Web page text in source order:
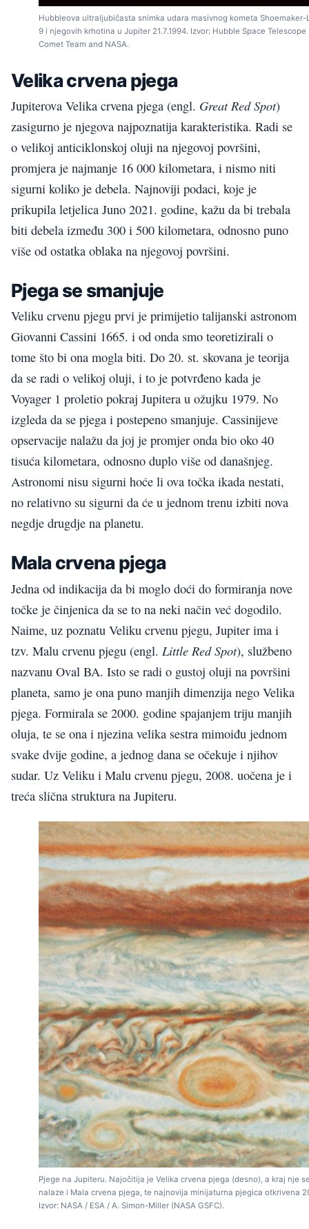
Hubbleova ultraljubičasta snimka udara masivnog kometa Shoemaker-
9 i njegovih krhotina u Jupiter 21.7.1994. Izvor: Hubble Space Telescope
Comet Team and NASA.
Velika crvena pjega
Jupiterova Velika crvena pjega (engl. Great Red Spot)
zasigurno je njegova najpoznatija karakteristika. Radi se
o velikoj anticiklonskoj oluji na njegovoj površini,
promjera je najmanje 16 000 kilometara, i nismo niti
sigurni koliko je debela. Najnoviji podaci, koje je
prikupila letjelica Juno 2021. godine, kažu da bi trebala
biti debela između 300 i 500 kilometara, odnosno puno
više od ostatka oblaka na njegovoj površini.
Pjega se smanjuje
Veliku crvenu pjegu prvi je primijetio talijanski astronom
Giovanni Cassini 1665. i od onda smo teoretizirali o
tome što bi ona mogla biti. Do 20. st. skovana je teorija
da se radi o velikoj oluji, i to je potvrđeno kada je
Voyager 1 proletio pokraj Jupitera u ožujku 1979. No
izgleda da se pjega i postepeno smanjuje. Cassinijeve
opservacije nalažu da joj je promjer onda bio oko 40
tisuća kilometara, odnosno duplo više od današnjeg.
Astronomi nisu sigurni hoće li ova točka ikada nestati,
no relativno su sigurni da će u jednom trenu izbiti nova
negdje drugdje na planetu.
Mala crvena pjega
Jedna od indikacija da bi moglo doći do formiranja nove
točke je činjenica da se to na neki način već dogodilo.
Naime, uz poznatu Veliku crvenu pjegu, Jupiter ima i
tzv. Malu crvenu pjegu (engl. Little Red Spot), službeno
nazvanu Oval BA. Isto se radi o gustoj oluji na površini
planeta, samo je ona puno manjih dimenzija nego Velika
pjega. Formirala se 2000. godine spajanjem triju manjih
oluja, te se ona i njezina velika sestra mimoiđu jednom
svake dvije godine, a jednog dana se očekuje i njihov
sudar. Uz Veliku i Malu crvenu pjegu, 2008. uočena je i
treća slična struktura na Jupiteru.
Pjege na Jupiteru. Najočitija je Velika crvena pjega (desno), a kraj nje
nalaze i Mala crvena pjega, te najnovija minijaturna pjegica otkrivena
Izvor: NASA / ESA / A. Simon-Miller (NASA GSFC).